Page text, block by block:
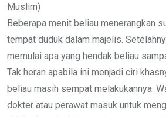
Muslim)
Beberapa menit beliau menerangkan
tempat duduk dalam majelis.
memulai apa yang hendak beliau
Tak heran apabila ini menjadi ciri
beliau masih sempat melakukannya.
dokter atau perawat masuk untuk